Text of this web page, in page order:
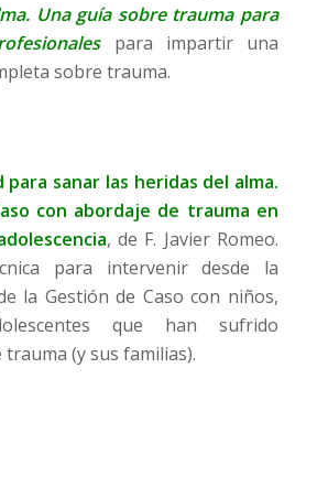
Una guía sobre trauma para
para impartir una
sobre trauma.
sanar las heridas del alma.
con abordaje de trauma en
, de F. Javier Romeo.
para intervenir desde la
la Gestión de Caso con niños,
que han sufrido
(y sus familias).